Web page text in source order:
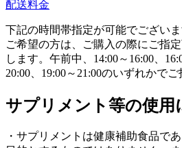
配送料金
下記の時間帯指定が可能でございま
ご希望の方は、ご購入の際にご指
します。午前中、14:00～16:00、
20:00、19:00～21:00のいずれかでご
サプリメント等の使用
・サプリメントは健康補助食品で